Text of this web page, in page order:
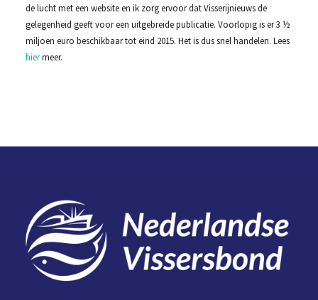
de lucht met een website en ik zorg ervoor dat Visserijnieuws de
gelegenheid geeft voor een uitgebreide publicatie. Voorlopig is er 3 ½
miljoen euro beschikbaar tot eind 2015. Het is dus snel handelen. Lees
hiermeer.